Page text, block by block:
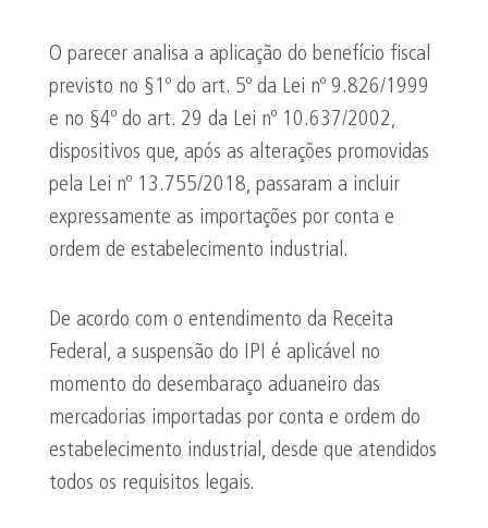
O parecer analisa a aplicação do benefício fiscal
previsto no §1º do art. 5º da Lei nº 9.826/1999
e no §4º do art. 29 da Lei nº 10.637/2002,
dispositivos que, após as alterações promovidas
pela Lei nº 13.755/2018, passaram a incluir
expressamente as importações por conta e
ordem de estabelecimento industrial.
De acordo com o entendimento da Receita
Federal, a suspensão do IPI é aplicável no
momento do desembaraço aduaneiro das
mercadorias importadas por conta e ordem do
estabelecimento industrial, desde que atendidos
todos os requisitos legais.